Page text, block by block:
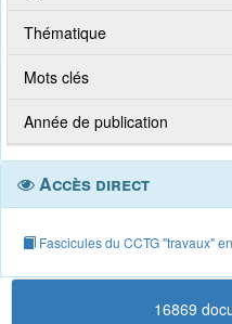
Thématique
Mots clés
Année de publication
Accès direct
Fascicules du CCTG "travaux"
16869